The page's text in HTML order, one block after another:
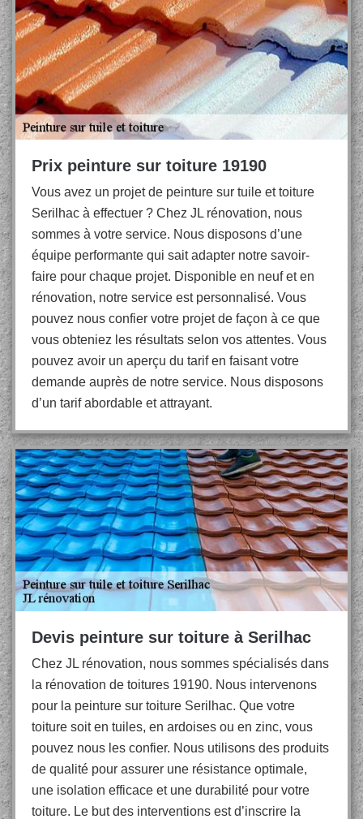
Prix peinture sur toiture 19190
Vous avez un projet de peinture sur tuile et toiture
Serilhac à effectuer ? Chez JL rénovation, nous
sommes à votre service. Nous disposons d’une
équipe performante qui sait adapter notre savoir-
faire pour chaque projet. Disponible en neuf et en
rénovation, notre service est personnalisé. Vous
pouvez nous confier votre projet de façon à ce que
vous obteniez les résultats selon vos attentes. Vous
pouvez avoir un aperçu du tarif en faisant votre
demande auprès de notre service. Nous disposons
d’un tarif abordable et attrayant.
Devis peinture sur toiture à Serilhac
Chez JL rénovation, nous sommes spécialisés dans
la rénovation de toitures 19190. Nous intervenons
pour la peinture sur toiture Serilhac. Que votre
toiture soit en tuiles, en ardoises ou en zinc, vous
pouvez nous les confier. Nous utilisons des produits
de qualité pour assurer une résistance optimale,
une isolation efficace et une durabilité pour votre
toiture. Le but des interventions est d’inscrire la